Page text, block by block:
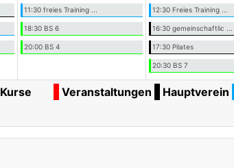
11:30 freies Training ...
18:30 BS 6
20:00 BS 4
12:30 Freies Training ...
16:30 gemeinschaftlic ...
17:30 Pilates
20:30 BS 7
Kurse Veranstaltungen Hauptverein